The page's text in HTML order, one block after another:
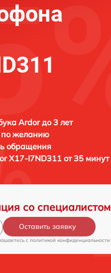
Ardor до 3 лет
по желанию
обращения
X17-I7ND311 от 35 минут
со специалистом
Оставить заявку
c политикой конфиденциальности